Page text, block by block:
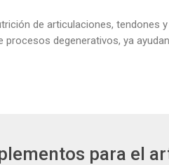
de articulaciones, tendones y
procesos degenerativos, ya
para el